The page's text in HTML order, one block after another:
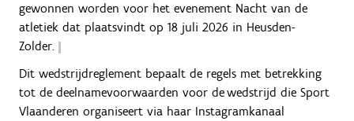
gewonnen worden voor het evenement Nacht van de
atletiek dat plaatsvindt op 18 juli 2026 in Heusden-
Zolder.
Dit wedstrijdreglement bepaalt de regels met betrekking
tot de deelnamevoorwaarden voor de wedstrijd die Sport
Vlaanderen organiseert via haar Instagramkanaal